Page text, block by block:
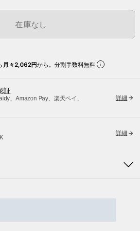
在庫なし
月々2,062円から。分割手数料無料
証
、Amazon Pay、楽天ペイ、
詳細
詳細